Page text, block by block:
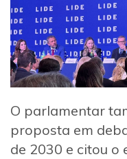
O parlamentar
proposta em
de 2030 e citou o